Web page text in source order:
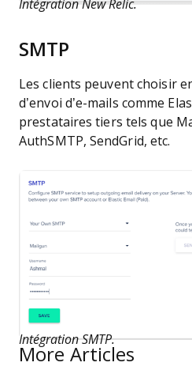
Intégration New Relic.
SMTP
Les clients peuvent choisir
d’envoi d’e-mails comme
prestataires tiers tels que
AuthSMTP, SendGrid, etc.
Intégration SMTP.
More Articles